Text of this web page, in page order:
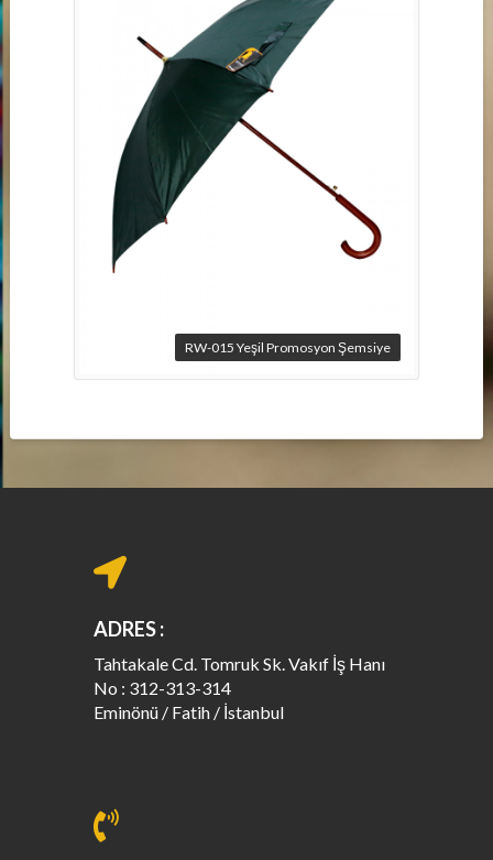
RW-015 Yeşil Promosyon Şemsiye
ADRES :
Tahtakale Cd. Tomruk Sk. Vakıf İş Hanı
No : 312-313-314
Eminönü / Fatih / İstanbul